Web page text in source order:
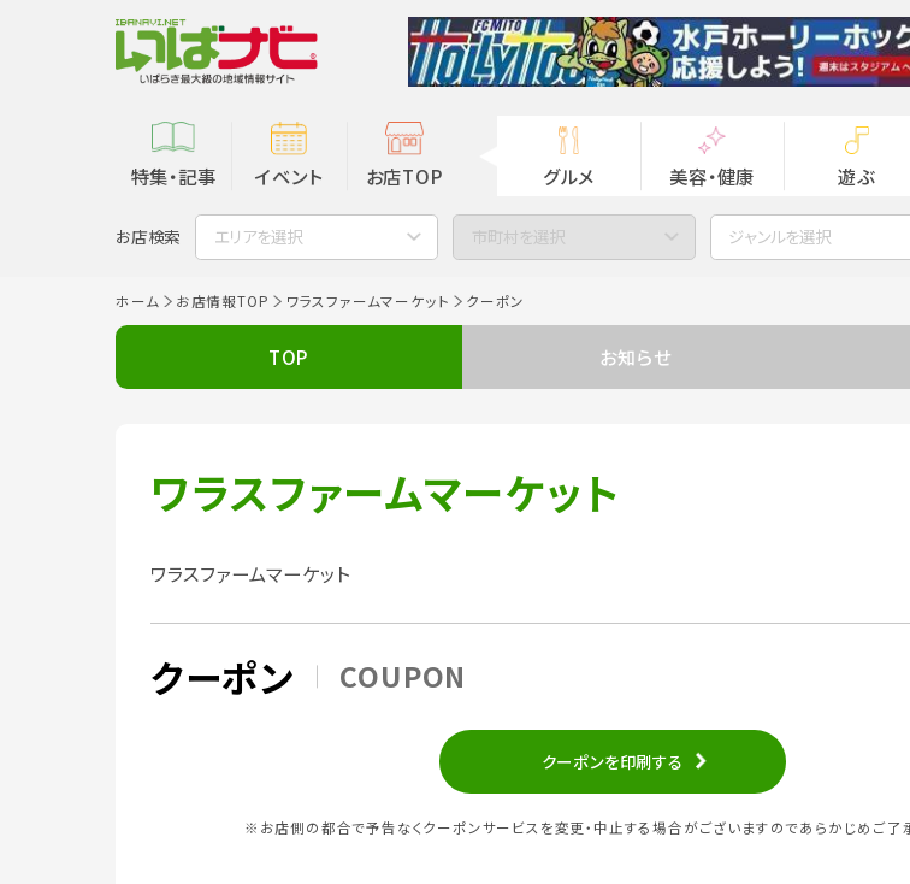
特集・記事 イベント お店TOP グルメ 美容・健康 遊ぶ
お店検索 エリアを選択 市町村を選択 ジャンルを選択
ホーム お店情報TOP ワラスファームマーケット クーポン
TOP お知らせ
ワラスファームマーケット
ワラスファームマーケット
クーポン COUPON
クーポンを印刷する
※お店側の都合で予告なくクーポンサービスを変更・中止する場合がございますのであらかじめご了承